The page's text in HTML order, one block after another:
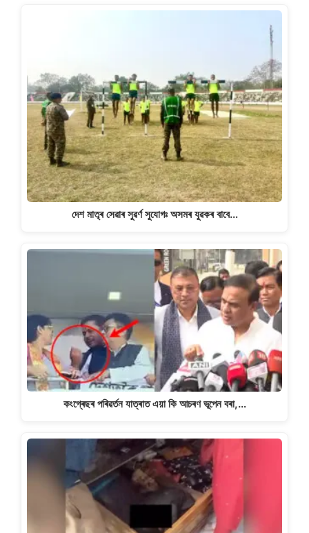
দেশ মাতৃৰ সেৱাৰ সুৱৰ্ণ সুযোগঃ অসমৰ যুৱকৰ বাবে…
কংগ্ৰেছৰ পৰিৱৰ্তন যাত্ৰাত এয়া কি আচৰণ ভূপেন বৰা,…